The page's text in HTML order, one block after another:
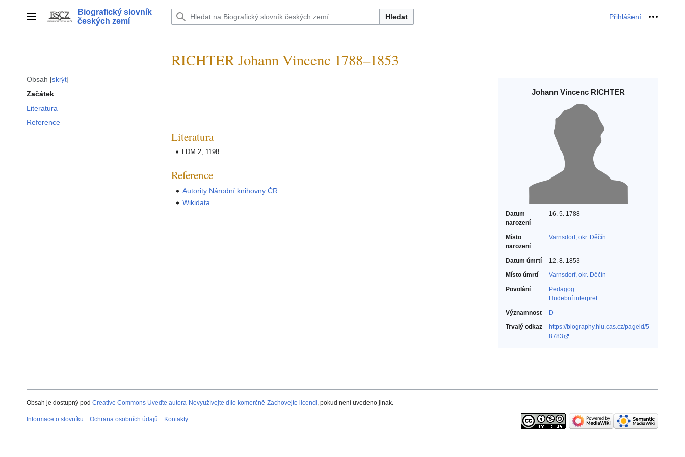
Hlavní menu
Biografický slovník
českých zemí
Hledat Přihlášení Osobní
Obsah skrýt
Začátek
Literatura
Reference
RICHTER Johann Vincenc 1788–1853
Johann Vincenc RICHTER
Datum
narození
16. 5. 1788
Místo
narození
Varnsdorf, okr. Děčín
Datum úmrtí
12. 8. 1853
Místo úmrtí
Varnsdorf, okr. Děčín
Povolání
Pedagog‎
Hudební interpret‎
Významnost
D
Trvalý odkaz
https://biography.hiu.cas.cz/pageid/5
8783
Literatura
LDM 2, 1198
Reference
Autority Národní knihovny ČR
Wikidata
Obsah je dostupný pod Creative Commons Uveďte autora-Nevyužívejte dílo komerčně-Zachovejte licenci, pokud není uvedeno jinak.
Informace o slovníku Ochrana osobních údajů Kontakty